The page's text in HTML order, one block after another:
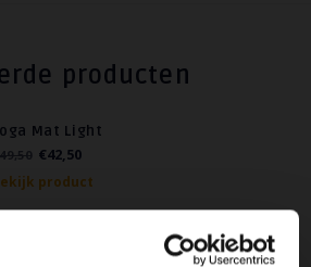
producten
Mat Light
€42,50
product